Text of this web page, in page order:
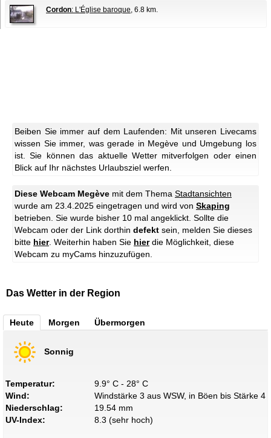
Cordon: L'Église baroque, 6.8 km.
Beiben Sie immer auf dem Laufenden: Mit unseren Livecams
wissen Sie immer, was gerade in Megève und Umgebung los
ist. Sie können das aktuelle Wetter mitverfolgen oder einen
Blick auf Ihr nächstes Urlaubsziel werfen.
Diese Webcam Megève mit dem Thema Stadtansichten
wurde am 23.4.2025 eingetragen und wird von Skaping
betrieben. Sie wurde bisher 10 mal angeklickt. Sollte die
Webcam oder der Link dorthin defekt sein, melden Sie dieses
bitte hier. Weiterhin haben Sie hierdie Möglichkeit, diese
Webcam zu myCams hinzuzufügen.
Das Wetter in der Region
Heute Morgen Übermorgen
Sonnig
Temperatur:
9.9° C - 28° C
Wind:
Windstärke 3 aus WSW, in Böen bis Stärke 4
Niederschlag:
19.54 mm
UV-Index:
8.3 (sehr hoch)